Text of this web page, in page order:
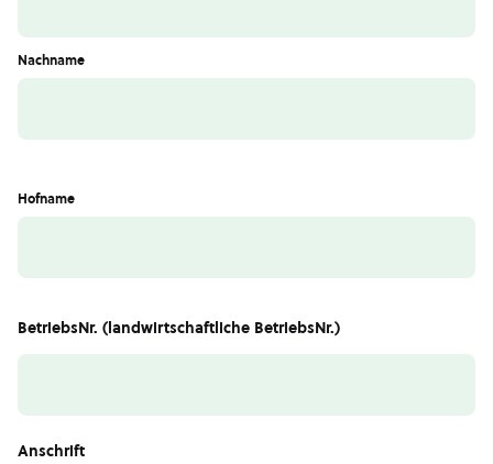
Nachname
Hofname
BetriebsNr. (landwirtschaftliche BetriebsNr.)
Anschrift